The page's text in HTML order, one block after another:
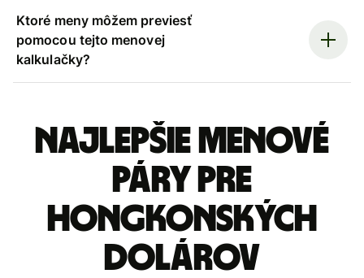
Ktoré meny môžem previesť
pomocou tejto menovej
kalkulačky?
Najlepšie menové
páry pre
Hongkonských
dolárov